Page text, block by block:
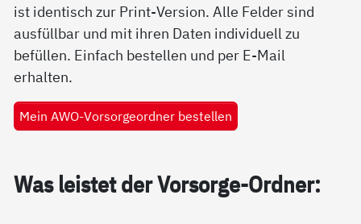
ist identisch zur Print-Version. Alle Felder sind
ausfüllbar und mit ihren Daten individuell zu
befüllen. Einfach bestellen und per E-Mail
erhalten.
Mein AWO-Vorsorgeordner bestellen
Was leis­tet der Vor­sor­ge-Ord­ner: